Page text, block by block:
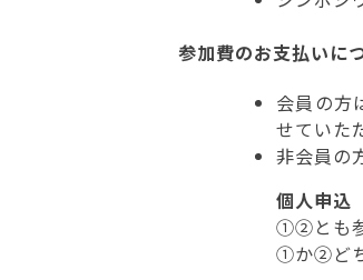
参加費のお支払いに
会員の方
せていた
非会員の
個人申込
①②と
①か②ど